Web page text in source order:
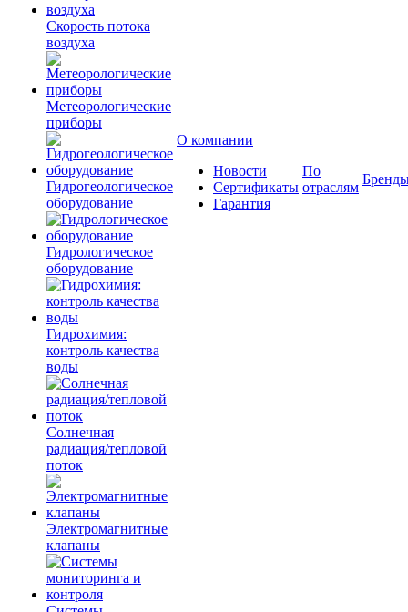
Скорость потока
воздуха
Метеорологические
приборы
Гидрогеологическое
оборудование
Гидрологическое
оборудование
Гидрохимия:
контроль качества
воды
Солнечная
радиация/тепловой
поток
Электромагнитные
клапаны
О компании
Новости
Сертификаты
Гарантия
По
отраслям